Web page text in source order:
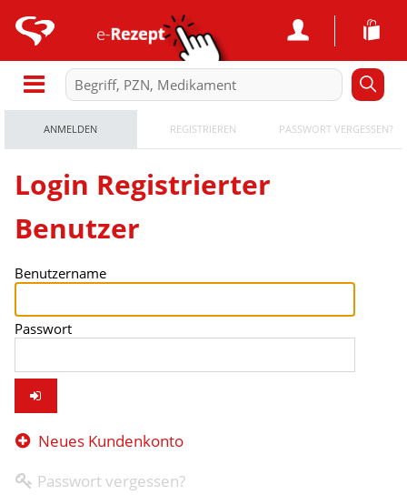
ANMELDEN REGISTRIEREN PASSWORT VERGESSEN?
Login Registrierter
Benutzer
Benutzername
Passwort
Neues Kundenkonto
Passwort vergessen?